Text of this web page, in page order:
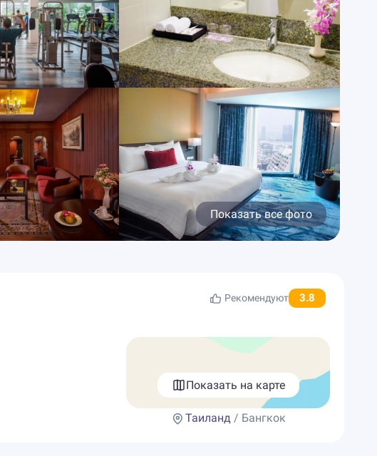
Показать все фото
Рекомендуют 3.8
Показать на карте
Таиланд / Бангкок